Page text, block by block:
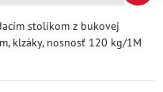
stolíkom z bukovej
klzáky, nosnosť 120 kg/1M